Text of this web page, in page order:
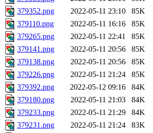
379352.png
2022-05-11 23:10
85K
379110.png
2022-05-11 16:16
85K
379265.png
2022-05-11 22:41
85K
379141.png
2022-05-11 20:56
85K
379138.png
2022-05-11 20:56
85K
379226.png
2022-05-11 21:24
85K
379392.png
2022-05-12 09:16
84K
379180.png
2022-05-11 21:03
84K
379233.png
2022-05-11 21:29
84K
379231.png
2022-05-11 21:24
83K